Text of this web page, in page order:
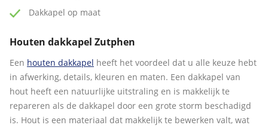
Dakkapel op maat
Houten dakkapel Zutphen
Een houten dakkapel heeft het voordeel dat u alle keuze hebt
in afwerking, details, kleuren en maten. Een dakkapel van
hout heeft een natuurlijke uitstraling en is makkelijk te
repareren als de dakkapel door een grote storm beschadigd
is. Hout is een materiaal dat makkelijk te bewerken valt, wat